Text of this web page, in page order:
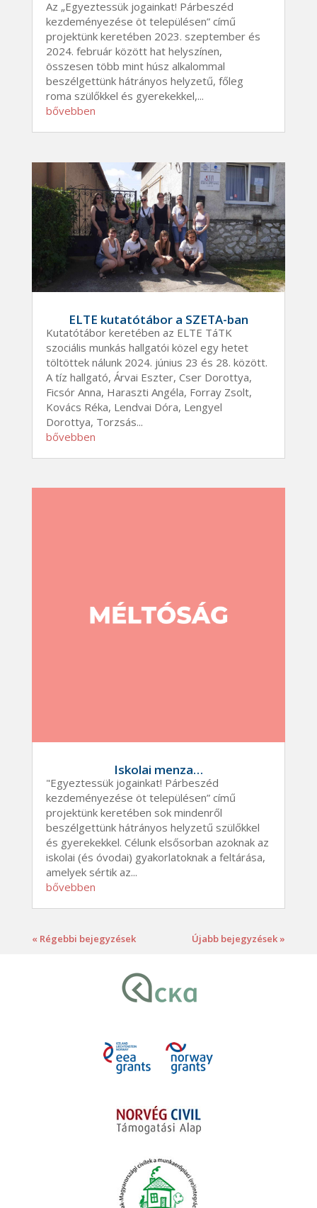
Az „Egyeztessük jogainkat! Párbeszéd
kezdeményezése öt településen” című
projektünk keretében 2023. szeptember és
2024. február között hat helyszínen,
összesen több mint húsz alkalommal
beszélgettünk hátrányos helyzetű, főleg
roma szülőkkel és gyerekekkel,...
bővebben
ELTE kutatótábor a SZETA-ban
Kutatótábor keretében az ELTE TáTK
szociális munkás hallgatói közel egy hetet
töltöttek nálunk 2024. június 23 és 28. között.
A tíz hallgató, Árvai Eszter, Cser Dorottya,
Ficsór Anna, Haraszti Angéla, Forray Zsolt,
Kovács Réka, Lendvai Dóra, Lengyel
Dorottya, Torzsás...
bővebben
Iskolai menza…
"Egyeztessük jogainkat! Párbeszéd
kezdeményezése öt településen” című
projektünk keretében sok mindenről
beszélgettünk hátrányos helyzetű szülőkkel
és gyerekekkel. Célunk elsősorban azoknak az
iskolai (és óvodai) gyakorlatoknak a feltárása,
amelyek sértik az...
bővebben
« Régebbi bejegyzések Újabb bejegyzések »